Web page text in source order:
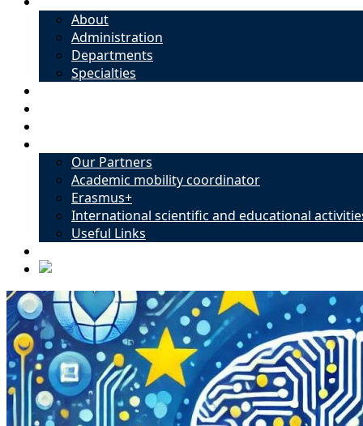
About
Administration
Departments
Specialties
Our Partners
Academic mobility coordinator
Erasmus+
International scientific and educational
Useful Links